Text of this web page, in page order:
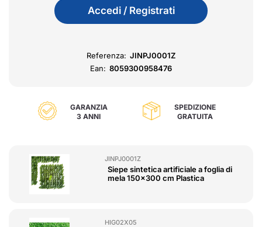
Accedi / Registrati
Referenza: JINPJ0001Z
Ean: 8059300958476
GARANZIA
3 ANNI
SPEDIZIONE
GRATUITA
JINPJ0001Z
Siepe sintetica artificiale a foglia di
mela 150x300 cm Plastica
HIG02X05